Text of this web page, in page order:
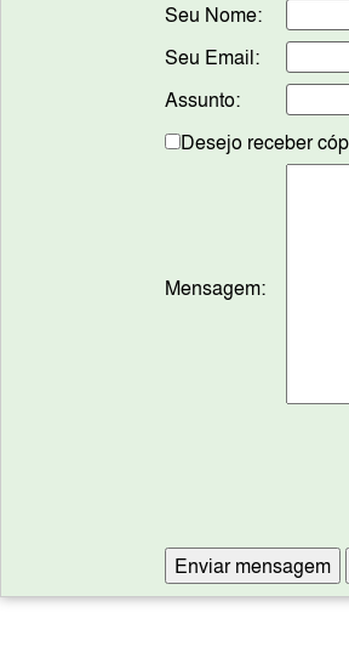
Seu Nome:
Seu Email:
Assunto:
Desejo receber
Mensagem: